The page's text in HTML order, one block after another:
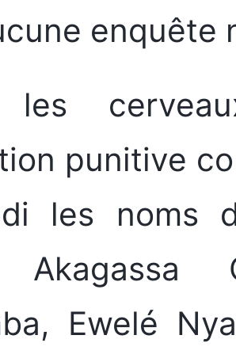
enquête
les
punitive
les noms
Akagassa
Ewelé